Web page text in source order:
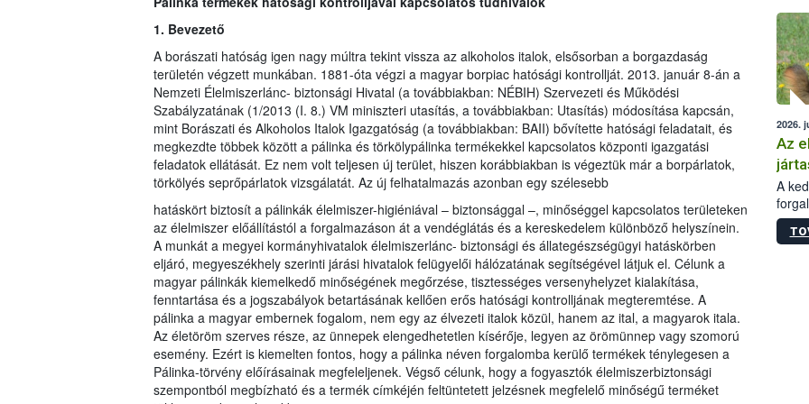
1. Bevezető
A borászati hatóság igen nagy múltra tekint vissza az alkoholos italok, elsősorban a borgazdaság
területén végzett munkában. 1881-óta végzi a magyar borpiac hatósági kontrollját. 2013. január 8-án a
Nemzeti Élelmiszerlánc- biztonsági Hivatal (a továbbiakban: NÉBIH) Szervezeti és Működési
Szabályzatának (1/2013 (I. 8.) VM miniszteri utasítás, a továbbiakban: Utasítás) módosítása kapcsán,
mint Borászati és Alkoholos Italok Igazgatóság (a továbbiakban: BAII) bővítette hatósági feladatait, és
megkezdte többek között a pálinka és törkölypálinka termékekkel kapcsolatos központi igazgatási
feladatok ellátását. Ez nem volt teljesen új terület, hiszen korábbiakban is végeztük már a borpárlatok,
törkölyés seprőpárlatok vizsgálatát. Az új felhatalmazás azonban egy szélesebb
hatáskört biztosít a pálinkák élelmiszer-higiéniával – biztonsággal –, minőséggel kapcsolatos területeken
az élelmiszer előállítástól a forgalmazáson át a vendéglátás és a kereskedelem különböző helyszínein.
A munkát a megyei kormányhivatalok élelmiszerlánc- biztonsági és állategészségügyi hatáskörben
eljáró, megyeszékhely szerinti járási hivatalok felügyelői hálózatának segítségével látjuk el. Célunk a
magyar pálinkák kiemelkedő minőségének megőrzése, tisztességes versenyhelyzet kialakítása,
fenntartása és a jogszabályok betartásának kellően erős hatósági kontrolljának megteremtése. A
pálinka a magyar embernek fogalom, nem egy az élvezeti italok közül, hanem az ital, a magyarok itala.
Az életöröm szerves része, az ünnepek elengedhetetlen kísérője, legyen az örömünnep vagy szomorú
esemény. Ezért is kiemelten fontos, hogy a pálinka néven forgalomba kerülő termékek ténylegesen a
Pálinka-törvény előírásainak megfeleljenek. Végső célunk, hogy a fogyasztók élelmiszerbiztonsági
szempontból megbízható és a termék címkéjén feltüntetett jelzésnek megfelelő minőségű terméket
2026.
Az
A